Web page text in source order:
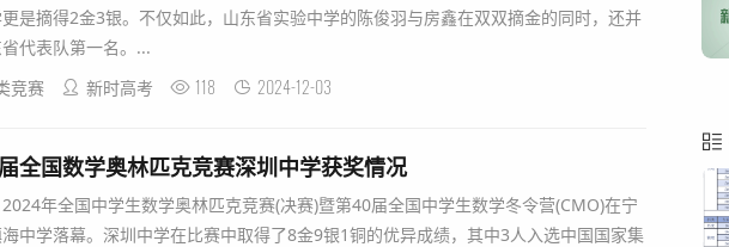
是摘得2金3银。不仅如此，山东省实验中学的陈俊羽与房鑫在双双摘金的同时，还并
代表队第一名。...
竞赛
新时高考 118 2024-12-03
全国数学奥林匹克竞赛深圳中学获奖情况
年全国中学生数学奥林匹克竞赛(决赛)暨第40届全国中学生数学冬令营(CMO)在宁
中学落幕。深圳中学在比赛中取得了8金9银1铜的优异成绩，其中3人入选中国国家集